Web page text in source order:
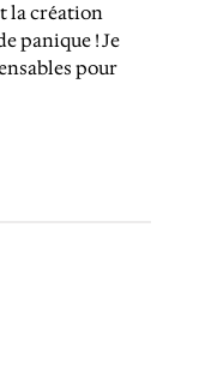
la création
panique ! Je
pour